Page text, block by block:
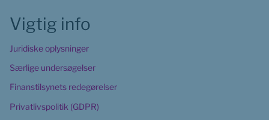
Vigtig info
Juridiske oplysninger
Særlige undersøgelser
Finanstilsynets redegørelser
Privatlivspolitik (GDPR)